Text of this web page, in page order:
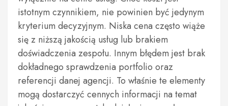
istotnym czynnikiem, nie powinien być jedynym
kryterium decyzyjnym. Niska cena często wiąże
się z niższą jakością usług lub brakiem
doświadczenia zespołu. Innym błędem jest brak
dokładnego sprawdzenia portfolio oraz
referencji danej agencji. To właśnie te elementy
mogą dostarczyć cennych informacji na temat